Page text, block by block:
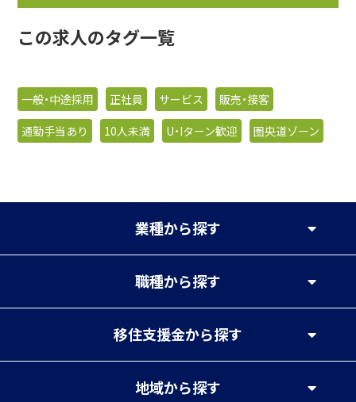
この求人のタグ一覧
一般・中途採用 正社員 サービス
販売・接客
通勤手当あり
10人未満 U・Iターン歓迎 圏央道ゾーン
業種から探す
職種から探す
移住支援金から探す
地域から探す